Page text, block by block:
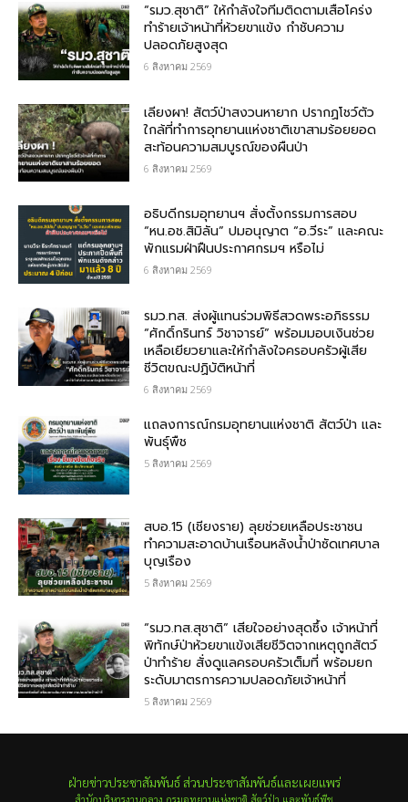
“รมว.สุชาติ” ให้กำลังใจทีมติดตามเสือโคร่ง
ทำร้ายเจ้าหน้าที่ห้วยขาแข้ง กำชับความ
ปลอดภัยสูงสุด
6 สิงหาคม 2569
เลียงผา! สัตว์ป่าสงวนหายาก ปรากฏโชว์ตัว
ใกล้ที่ทำการอุทยานแห่งชาติเขาสามร้อยยอด
สะท้อนความสมบูรณ์ของผืนป่า
6 สิงหาคม 2569
อธิบดีกรมอุทยานฯ​ สั่งตั้งกรรมการสอบ
“หน.อช.สิมิลัน” ปมอนุญาต “อ.วีระ” และคณะ
พักแรมฝ่าฝืนประกาศกรมฯ หรือไม่
6 สิงหาคม 2569
รมว.ทส. ส่งผู้แทนร่วมพิธีสวดพระอภิธรรม
“ศักดิ์กรินทร์ วิชาจารย์” พร้อมมอบเงินช่วย
เหลือเยียวยาและให้กำลังใจครอบครัวผู้เสีย
ชีวิตขณะปฏิบัติหน้าที่
6 สิงหาคม 2569
แถลงการณ์กรมอุทยานแห่งชาติ สัตว์ป่า และ
พันธุ์พืช
5 สิงหาคม 2569
สบอ.15 (เชียงราย) ลุยช่วยเหลือประชาชน
ทำความสะอาดบ้านเรือนหลังน้ำป่าซัดเทศบาล
บุญเรือง
5 สิงหาคม 2569
“รมว.ทส.สุชาติ” เสียใจอย่างสุดซึ้ง เจ้าหน้าที่
พิทักษ์ป่าห้วยขาแข้งเสียชีวิตจากเหตุถูกสัตว์
ป่าทำร้าย สั่งดูแลครอบครัวเต็มที่ พร้อมยก
ระดับมาตรการความปลอดภัยเจ้าหน้าที่
5 สิงหาคม 2569
ฝ่ายข่าวประชาสัมพันธ์ ส่วนประชาสัมพันธ์และเผยแพร่